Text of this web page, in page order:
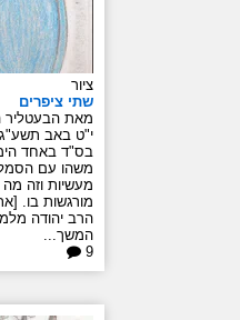
ציור
שתי ציפרים
מאת הבעטליר
י"ט באב תשע"ג
בס"ד באחד
משהו עם הסמל
מעשיות וזה
מורגשות בו.
הרב יהודה
המשך...
9